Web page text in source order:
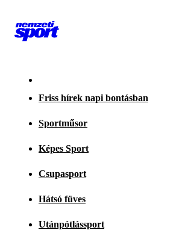
Friss hírek napi bontásban
Sportműsor
Képes Sport
Csupasport
Hátsó füves
Utánpótlássport